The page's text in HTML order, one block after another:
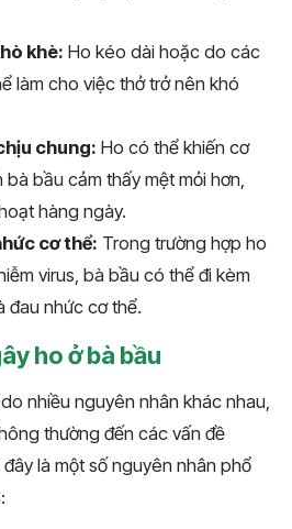
khè: Ho kéo dài hoặc do các
làm cho việc thở trở nên khó
chung: Ho có thể khiến cơ
bầu cảm thấy mệt mỏi hơn,
hàng ngày.
cơ thể: Trong trường hợp ho
virus, bà bầu có thể đi kèm
đau nhức cơ thể.
ho ở bà bầu
nhiều nguyên nhân khác nhau,
thường đến các vấn đề
là một số nguyên nhân phổ